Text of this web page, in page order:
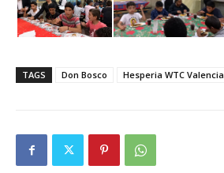
TAGS Don Bosco Hesperia WTC Valencia